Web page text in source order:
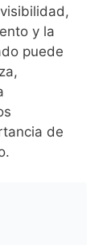
y la
puede
de